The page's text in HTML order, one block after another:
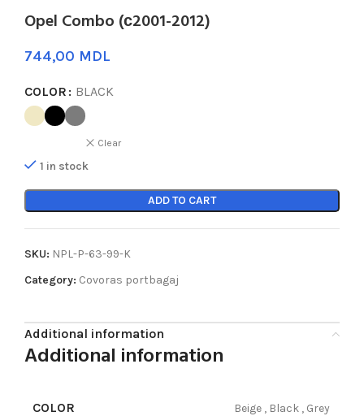
Opel Combo (с2001-2012)
MDL
COLOR BLACK
Clear
1 in stock
ADD TO CART
SKU: NPL-P-63-99-K
Category: Covoras portbagaj
Additional information
Additional information
COLOR Beige , Black , Grey